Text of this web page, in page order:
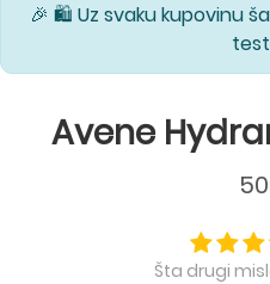
🎉 🛍️ Uz svaku kupovinu
Avene
Šta drugi